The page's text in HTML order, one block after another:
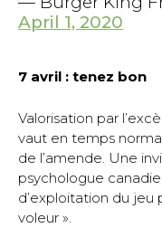
April 1, 2020
7 avril : tenez bon
Valorisation par
vaut en temps
de l’amende. Une
psychologue
d’exploitation du jeu
voleur ».